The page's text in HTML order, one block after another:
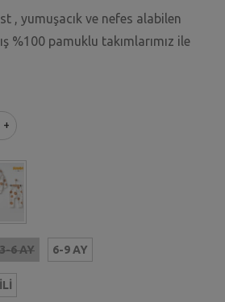
, yumuşacık ve nefes alabilen
%100 pamuklu takımlarımız ile
+
3-6 AY 6-9 AY